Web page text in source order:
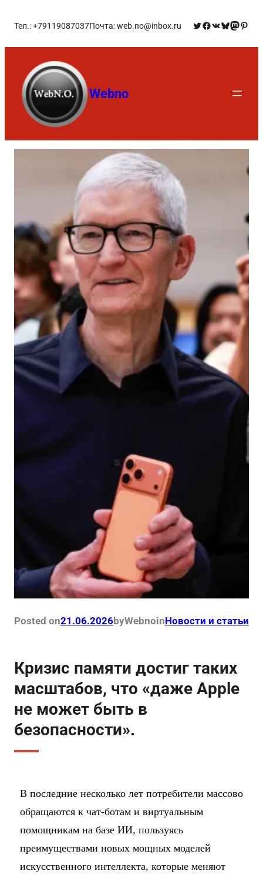
Тел.: +79119087037Почта: web.no@inbox.ru
Webno
Posted on21.06.2026byWebnoinНовости и статьи
Кризис памяти достиг таких
масштабов, что «даже Apple
не может быть в
безопасности».
В последние несколько лет потребители массово
обращаются к чат-ботам и виртуальным
помощникам на базе ИИ, пользуясь
преимуществами новых мощных моделей
искусственного интеллекта, которые меняют